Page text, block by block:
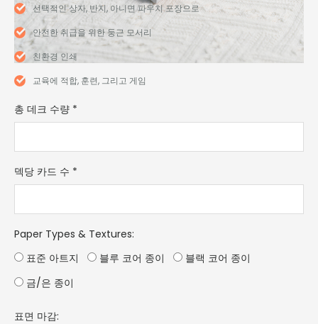
선택적인 상자, 반지, 아니면 파우치 포장으로
안전한 취급을 위한 둥근 모서리
친환경 인쇄
교육에 적합, 훈련, 그리고 게임
총 데크 수량 *
덱당 카드 수 *
Paper Types & Textures:
표준 아트지
블루 코어 종이
블랙 코어 종이
금/은 종이
표면 마감: